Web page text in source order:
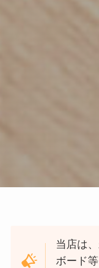
当店は
ボード